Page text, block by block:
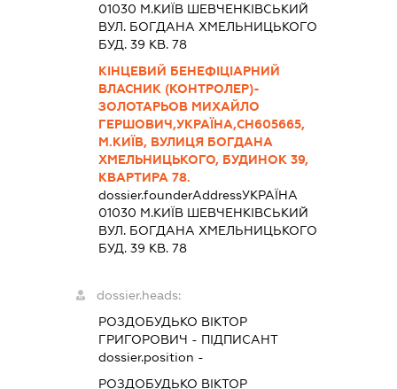
01030 М.КИЇВ ШЕВЧЕНКІВСЬКИЙ
ВУЛ. БОГДАНА ХМЕЛЬНИЦЬКОГО
БУД. 39 КВ. 78
КІНЦЕВИЙ БЕНЕФІЦІАРНИЙ
ВЛАСНИК (КОНТРОЛЕР)-
ЗОЛОТАРЬОВ МИХАЙЛО
ГЕРШОВИЧ,УКРАЇНА,СН605665,
М.КИЇВ, ВУЛИЦЯ БОГДАНА
ХМЕЛЬНИЦЬКОГО, БУДИНОК 39,
КВАРТИРА 78.
dossier.founderAddressУКРАЇНА
01030 М.КИЇВ ШЕВЧЕНКІВСЬКИЙ
ВУЛ. БОГДАНА ХМЕЛЬНИЦЬКОГО
БУД. 39 КВ. 78
dossier.heads:
РОЗДОБУДЬКО ВІКТОР
ГРИГОРОВИЧ - ПІДПИСАНТ
dossier.position -
РОЗДОБУДЬКО ВІКТОР